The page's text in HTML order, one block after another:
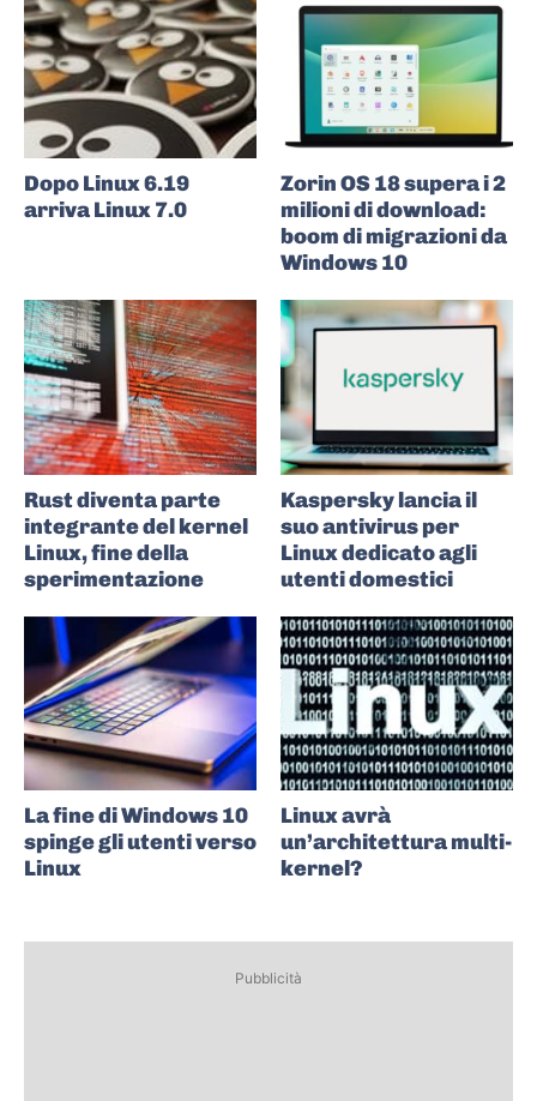
Dopo Linux 6.19
arriva Linux 7.0
Zorin OS 18 supera i 2
milioni di download:
boom di migrazioni da
Windows 10
Rust diventa parte
integrante del kernel
Linux, fine della
sperimentazione
Kaspersky lancia il
suo antivirus per
Linux dedicato agli
utenti domestici
La fine di Windows 10
spinge gli utenti verso
Linux
Linux avrà
un’architettura multi-
kernel?
Pubblicità